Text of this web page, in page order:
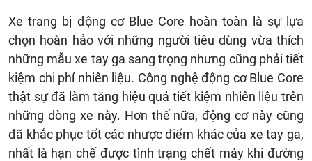
Xe trang bị động cơ Blue Core hoàn toàn là sự lựa
chọn hoàn hảo với những người tiêu dùng vừa thích
những mẫu xe tay ga sang trọng nhưng cũng phải tiết
kiệm chi phí nhiên liệu. Công nghệ động cơ Blue Core
thật sự đã làm tăng hiệu quả tiết kiệm nhiên liệu trên
những dòng xe này. Hơn thế nữa, động cơ này cũng
đã khắc phục tốt các nhược điểm khác của xe tay ga,
nhất là hạn chế được tình trạng chết máy khi đường